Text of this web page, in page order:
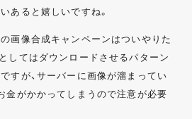
あると嬉しいですね。
画像合成キャンペーンはついやりた
してはダウンロードさせるパターン
すが、サーバーに画像が溜まってい
金がかかってしまうので注意が必要